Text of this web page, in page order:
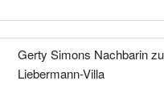
Gerty Simons Nachbarin
Liebermann-Villa